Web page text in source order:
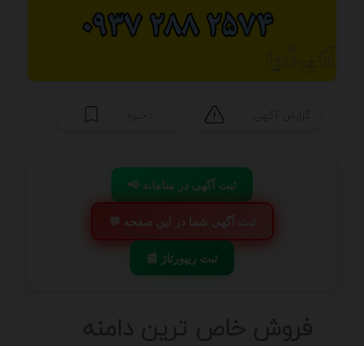
📢 ثبت آگهی در سامانه
💬 ثبت آگهی شما در این صفحه
📰 ثبت ریپورتاژ